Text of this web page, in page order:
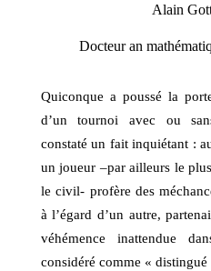
Alain
Docteur an
Quiconque a poussé la
d’un tournoi avec ou
constaté un fait inquiétant :
un joueur –par ailleurs le
le civil- profère des
à l’égard d’un autre,
véhémence inattendue
considéré comme « distingué